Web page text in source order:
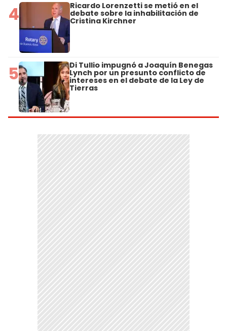
4 Ricardo Lorenzetti se metió en el
debate sobre la inhabilitación de
Cristina Kirchner
5 Di Tullio impugnó a Joaquín Benegas
Lynch por un presunto conflicto de
intereses en el debate de la Ley de
Tierras